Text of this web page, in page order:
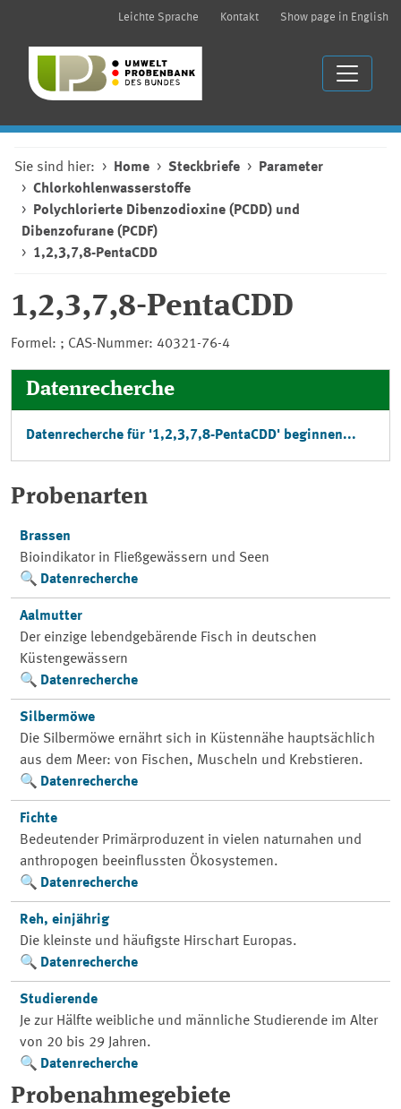
Leichte Sprache Kontakt Show page in English
Sie sind hier: Home Steckbriefe
Parameter
Chlorkohlenwasserstoffe
Polychlorierte Dibenzodioxine (PCDD) und
Dibenzofurane (PCDF)
1,2,3,7,8-PentaCDD
1,2,3,7,8-PentaCDD
Formel: ; CAS-Nummer: 40321-76-4
Datenrecherche
Datenrecherche für '1,2,3,7,8-PentaCDD' beginnen...
Probenarten
Brassen
Bioindikator in Fließgewässern und Seen
Datenrecherche
Aalmutter
Der einzige lebendgebärende Fisch in deutschen
Küstengewässern
Datenrecherche
Silbermöwe
Die Silbermöwe ernährt sich in Küstennähe hauptsächlich
aus dem Meer: von Fischen, Muscheln und Krebstieren.
Datenrecherche
Fichte
Bedeutender Primärproduzent in vielen naturnahen und
anthropogen beeinflussten Ökosystemen.
Datenrecherche
Reh, einjährig
Die kleinste und häufigste Hirschart Europas.
Datenrecherche
Studierende
Je zur Hälfte weibliche und männliche Studierende im Alter
von 20 bis 29 Jahren.
Datenrecherche
Probenahmegebiete